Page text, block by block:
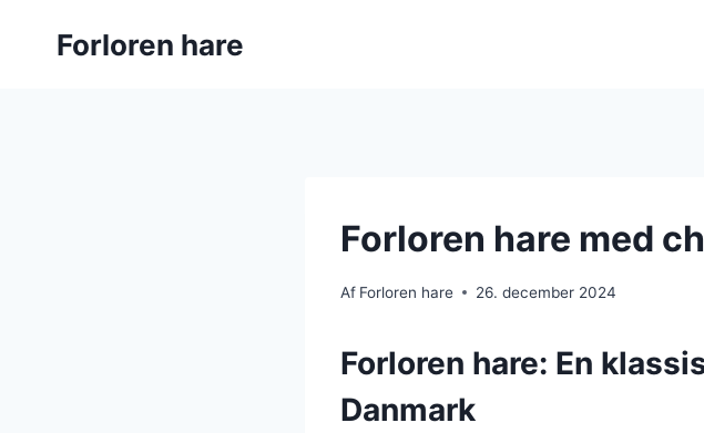
Forloren hare
Forloren hare med
Af Forloren hare 26. december 2024
Forloren hare: En
Danmark